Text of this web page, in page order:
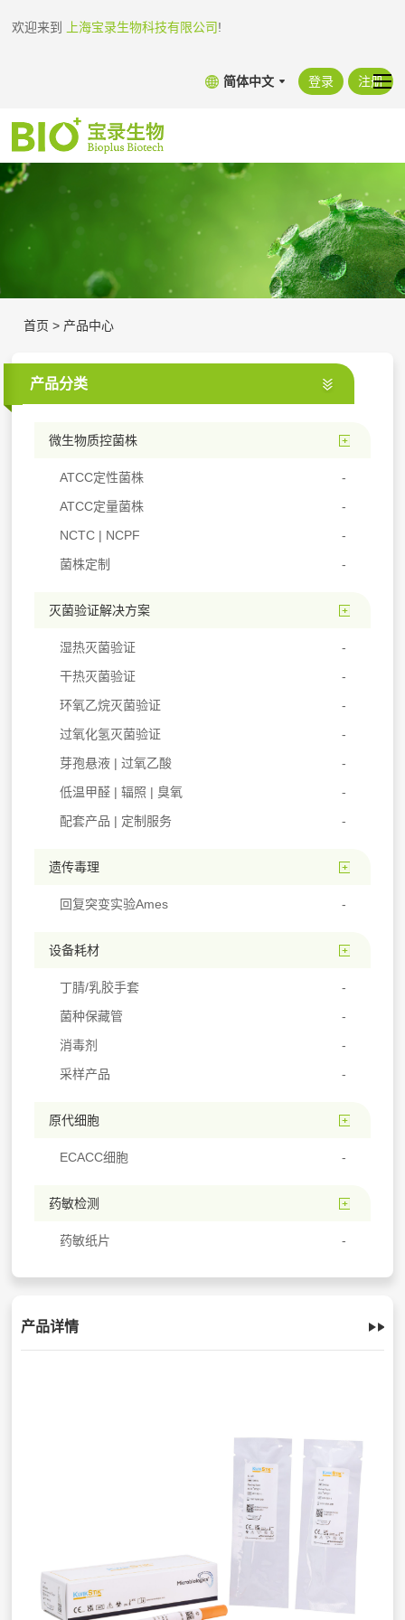
欢迎来到 上海宝录生物科技有限公司!
简体中文 登录 注册
首页 > 产品中心
产品分类
微生物质控菌株
ATCC定性菌株
ATCC定量菌株
NCTC | NCPF
菌株定制
灭菌验证解决方案
湿热灭菌验证
干热灭菌验证
环氧乙烷灭菌验证
过氧化氢灭菌验证
芽孢悬液 | 过氧乙酸
低温甲醛 | 辐照 | 臭氧
配套产品 | 定制服务
遗传毒理
回复突变实验Ames
设备耗材
丁腈/乳胶手套
菌种保藏管
消毒剂
采样产品
原代细胞
ECACC细胞
药敏检测
药敏纸片
产品详情